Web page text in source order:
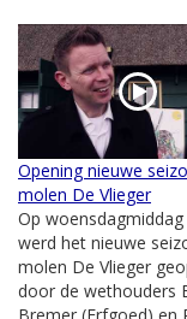
Opening nieuwe
molen De Vlieger
Op woensdagmiddag
werd het nieuwe
molen De Vlieger
door de wethouders